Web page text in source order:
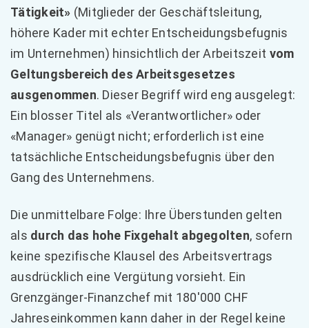
Tätigkeit» (Mitglieder der Geschäftsleitung,
höhere Kader mit echter Entscheidungsbefugnis
im Unternehmen) hinsichtlich der Arbeitszeit vom
Geltungsbereich des Arbeitsgesetzes
ausgenommen. Dieser Begriff wird eng ausgelegt:
Ein blosser Titel als «Verantwortlicher» oder
«Manager» genügt nicht; erforderlich ist eine
tatsächliche Entscheidungsbefugnis über den
Gang des Unternehmens.
Die unmittelbare Folge: Ihre Überstunden gelten
als durch das hohe Fixgehalt abgegolten, sofern
keine spezifische Klausel des Arbeitsvertrags
ausdrücklich eine Vergütung vorsieht. Ein
Grenzgänger-Finanzchef mit 180'000 CHF
Jahreseinkommen kann daher in der Regel keine